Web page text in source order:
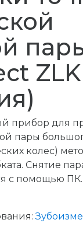
прибор для
пары
колес)
Снятие
с помощью ПК.